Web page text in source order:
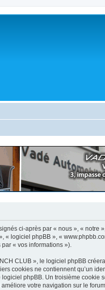
ci-après par « nous », « notre
logiciel phpBB », «
« vos informations »).
CLUB », le logiciel phpBB
cookies ne contiennent qu’un
phpBB. Un troisième cookie
votre navigation sur le